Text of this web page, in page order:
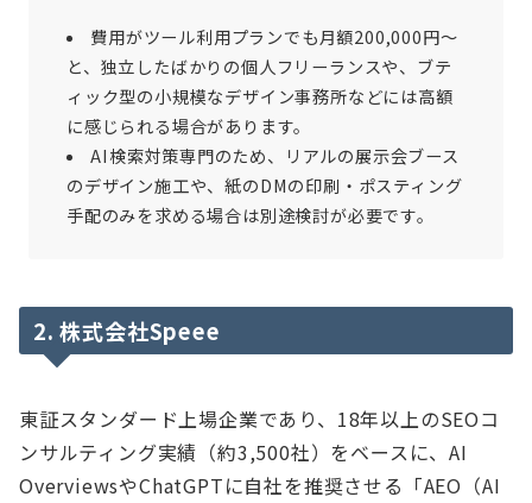
費用がツール利用プランでも月額200,000円〜
と、独立したばかりの個人フリーランスや、ブテ
ィック型の小規模なデザイン事務所などには高額
に感じられる場合があります。
AI検索対策専門のため、リアルの展示会ブース
のデザイン施工や、紙のDMの印刷・ポスティング
手配のみを求める場合は別途検討が必要です。
2. 株式会社Speee
東証スタンダード上場企業であり、18年以上のSEOコ
ンサルティング実績（約3,500社）をベースに、AI
OverviewsやChatGPTに自社を推奨させる「AEO（AI